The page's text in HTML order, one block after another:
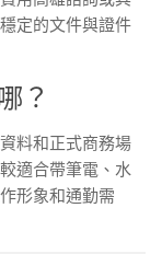
定的文件與證件
？
料和正式商務場
適合帶筆電、水
形象和通勤需